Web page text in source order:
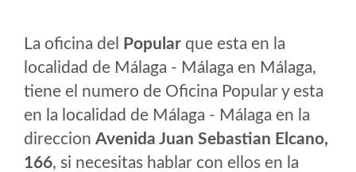
La oficina del Popular que esta en la
localidad de Málaga - Málaga en Málaga,
tiene el numero de Oficina Popular y esta
en la localidad de Málaga - Málaga en la
direccion Avenida Juan Sebastian Elcano,
166, si necesitas hablar con ellos en la